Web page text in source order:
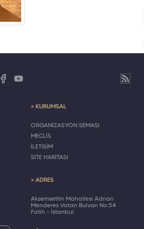
> KURUMSAL
ORGANİZASYON ŞEMASI
MECLİS
İLETİŞİM
SİTE HARİTASI
> ADRES
Akşemsettin Mahallesi Adnan
Menderes Vatan Bulvarı No:54
Fatih - İstanbul